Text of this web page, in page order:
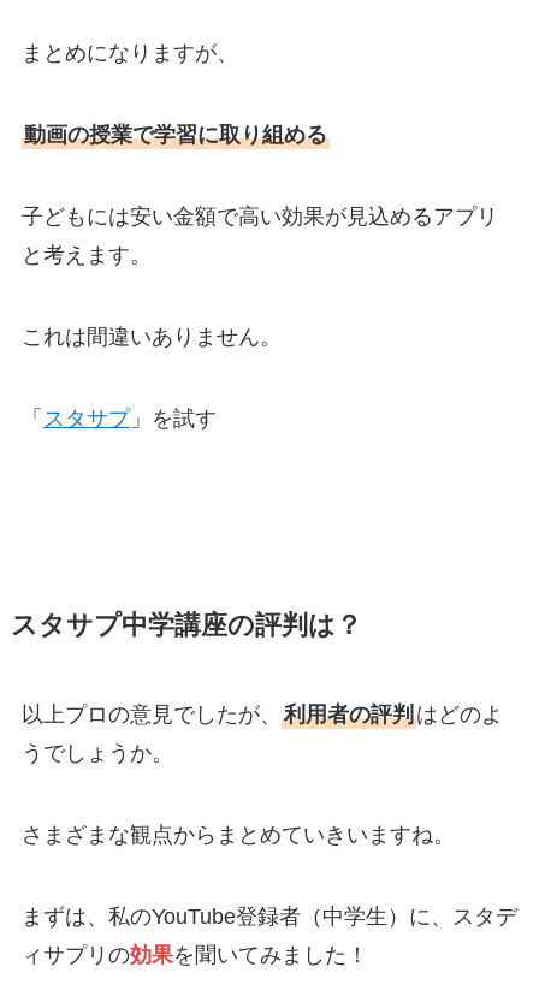
まとめになりますが、
動画の授業で学習に取り組める
子どもには安い金額で高い効果が見込めるアプリ
と考えます。
これは間違いありません。
「 スタサプ」を試す
スタサプ中学講座の評判は？
以上プロの意見でしたが、 利用者の評判はどのよ
うでしょうか。
さまざまな観点からまとめていきいますね。
まずは、私のYouTube登録者（中学生）に、スタデ
ィサプリの効果を聞いてみました！